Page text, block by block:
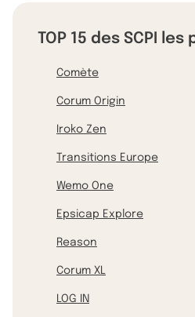
TOP 15 des SCPI
Comète
Corum Origin
Iroko Zen
Transitions Europe
Wemo One
Epsicap Explore
Reason
Corum XL
LOG IN